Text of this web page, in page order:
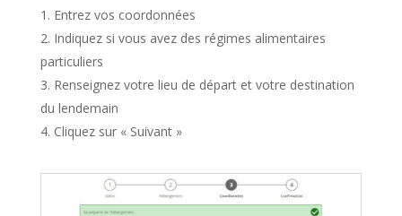
Entrez vos coordonnées
Indiquez si vous avez des régimes alimentaires
particuliers
Renseignez votre lieu de départ et votre destination
du lendemain
Cliquez sur « Suivant »